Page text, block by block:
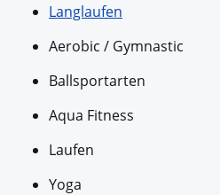
Langlaufen
Aerobic / Gymnastic
Ballsportarten
Aqua Fitness
Laufen
Yoga